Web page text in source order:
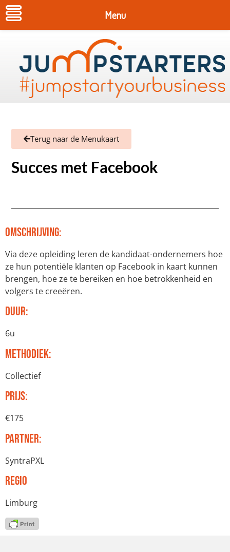
Terug naar de Menukaart
Succes met Facebook
Omschrijving:
Via deze opleiding leren de kandidaat-ondernemers hoe
ze hun potentiële klanten op Facebook in kaart kunnen
brengen, hoe ze te bereiken en hoe betrokkenheid en
volgers te creeëren.
Duur:
6u
Methodiek:
Collectief
Prijs:
€175
Partner:
SyntraPXL
Regio
Limburg
Menu